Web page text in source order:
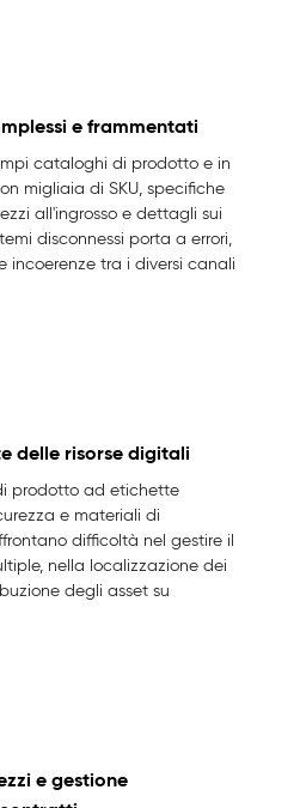
e frammentati
cataloghi di prodotto e in
migliaia di SKU, specifiche
all'ingrosso e dettagli sui
disconnessi porta a errori,
incoerenze tra i diversi canali
delle risorse digitali
prodotto ad etichette
e materiali di
difficoltà nel gestire il
nella localizzazione dei
degli asset su
e gestione